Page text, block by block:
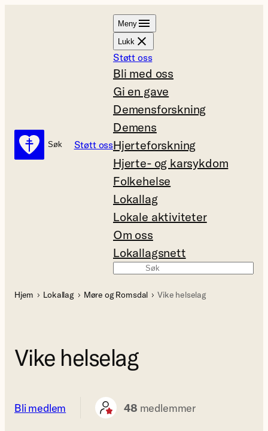
Søk
Søk Støtt oss
Meny
Lukk
Støtt oss
Bli med oss
Gi en gave
Demensforskning
Demens
Hjerteforskning
Hjerte- og karsykdom
Folkehelse
Lokallag
Lokale aktiviteter
Om oss
Lokallagsnett
Hjem Lokallag Møre og Romsdal Vike helselag
Vike helselag
Bli medlem 48 medlemmer